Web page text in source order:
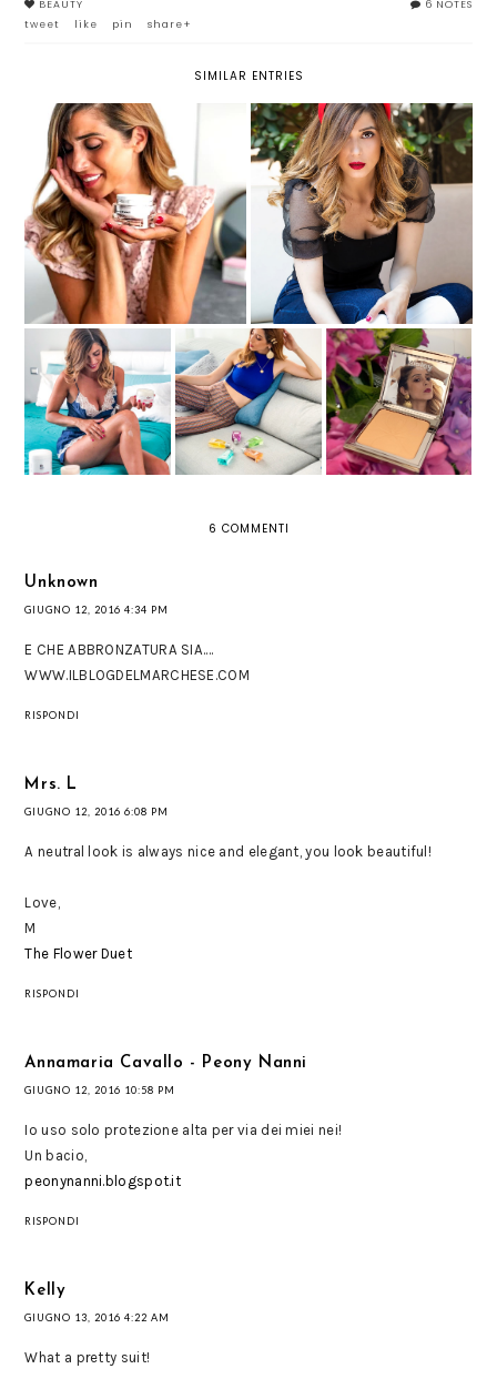
6 NOTES
BEAUTY
tweet
like pin share+
SIMILAR ENTRIES
LA MIA BEAUTY ROUTINE POST
VACANZE, CON LA CREMA
EFFETTO TENSORE MASCIA
BRUNELLI
STYLING PERFETTO E CAPELLI
SEMPRE VOLUMINOSI: ECCO LA
MIA ROUTINE
PRONTA
ALL'ESTATE CON
GAMBE IN FORMA
CON THE UNIQUE
FORM
PROFUMI PER
L'ESTATE: MUGLER
COLOGNE
BLUR EXPERT DI
SISLEY PARIS:
MAQUILLAGE AD
ALTA DEFINIZIONE
6 COMMENTI
Unknown
GIUGNO 12, 2016 4:34 PM
E CHE ABBRONZATURA SIA....
WWW.ILBLOGDELMARCHESE.COM
RISPONDI
Mrs. L
GIUGNO 12, 2016 6:08 PM
A neutral look is always nice and elegant, you look beautiful!
Love,
M
The Flower Duet
RISPONDI
Annamaria Cavallo - Peony Nanni
GIUGNO 12, 2016 10:58 PM
Io uso solo protezione alta per via dei miei nei!
Un bacio,
peonynanni.blogspot.it
RISPONDI
Kelly
GIUGNO 13, 2016 4:22 AM
What a pretty suit!